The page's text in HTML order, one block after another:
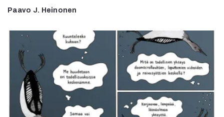
Paavo J. Heinonen